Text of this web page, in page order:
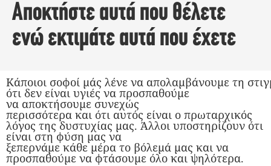
Αποκτήστε αυτά που θέλετε
ενώ εκτιμάτε αυτά που έχετε
Κάποιοι σοφοί μάς λένε να απολαμβάνουμε τη
ότι δεν είναι υγιές να προσπαθούμε
να αποκτήσουμε συνεχώς
περισσότερα και ότι αυτός είναι ο πρωταρχικός
λόγος της δυστυχίας μας. Άλλοι υποστηρίζουν ότι
είναι στη φύση μας να
ξεπερνάμε κάθε μέρα το βόλεμά μας και να
προσπαθούμε να φτάσουμε όλο και ψηλότερα.